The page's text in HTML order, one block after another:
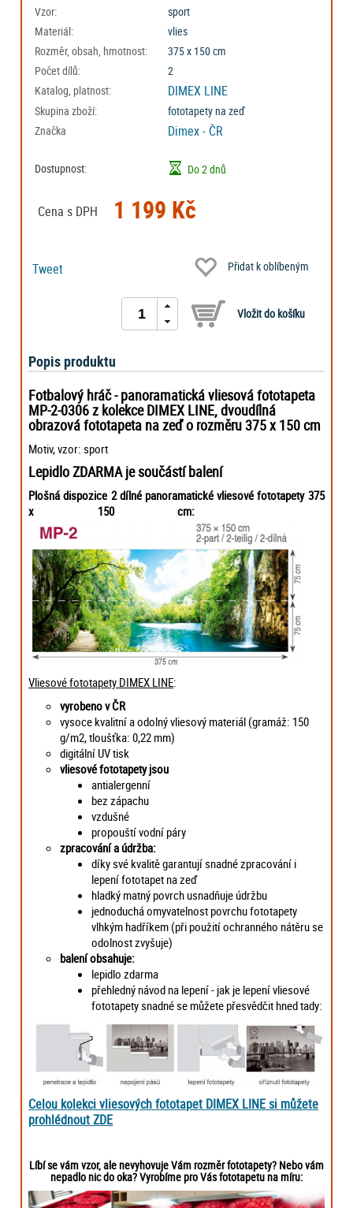
Vzor:
sport
Materiál:
vlies
Rozměr, obsah, hmotnost:
375 x 150 cm
Počet dílů:
2
Katalog, platnost:
DIMEX LINE
Skupina zboží:
fototapety na zeď
Značka
Dimex - ČR
Dostupnost: Do 2 dnů
Cena s DPH 1 199 Kč
Tweet Přidat k oblíbeným
Popis produktu
Fotbalový hráč - panoramatická vliesová fototapeta
MP-2-0306 z kolekce DIMEX LINE, dvoudílná
obrazová fototapeta na zeď o rozměru 375 x 150 cm
Motiv, vzor: sport
Lepidlo ZDARMA je součástí balení
Plošná dispozice 2 dílné panoramatické vliesové fototapety 375
x 150 cm:
Vliesové fototapety DIMEX LINE:
vyrobeno v ČR
vysoce kvalitní a odolný vliesový materiál (gramáž: 150
g/m2, tloušťka: 0,22 mm)
digitální UV tisk
vliesové fototapety jsou
antialergenní
bez zápachu
vzdušné
propouští vodní páry
zpracování a údržba:
díky své kvalitě garantují snadné zpracování i
lepení fototapet na zeď
hladký matný povrch usnadňuje údržbu
jednoduchá omyvatelnost povrchu fototapety
vlhkým hadříkem (při použití ochranného nátěru se
odolnost zvyšuje)
balení obsahuje:
lepidlo zdarma
přehledný návod na lepení - jak je lepení vliesové
fototapety snadné se můžete přesvědčit hned tady:
Celou kolekci vliesových fototapet DIMEX LINE si můžete
prohlédnout ZDE
Líbí se vám vzor, ale nevyhovuje Vám rozměr fototapety? Nebo vám
nepadlo nic do oka? Vyrobíme pro Vás fototapetu na míru: